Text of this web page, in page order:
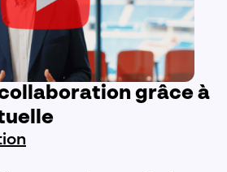
grâce à